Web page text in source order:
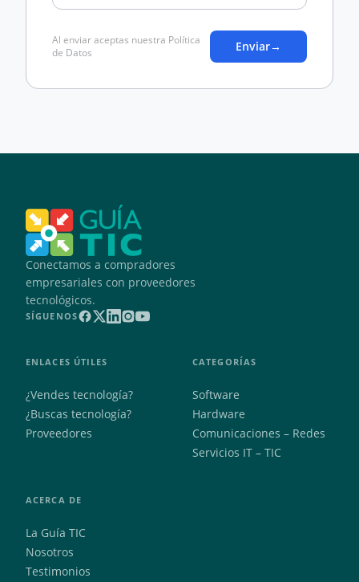
Al enviar aceptas nuestra Política
de Datos
Enviar→
Conectamos a compradores
empresariales con proveedores
tecnológicos.
SÍGUENOS
ENLACES ÚTILES
¿Vendes tecnología?
¿Buscas tecnología?
Proveedores
CATEGORÍAS
Software
Hardware
Comunicaciones – Redes
Servicios IT – TIC
ACERCA DE
La Guía TIC
Nosotros
Testimonios